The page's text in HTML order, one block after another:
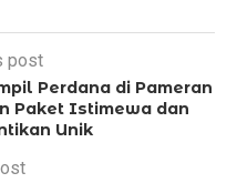
post
Perdana di Pameran
Paket Istimewa dan
Unik